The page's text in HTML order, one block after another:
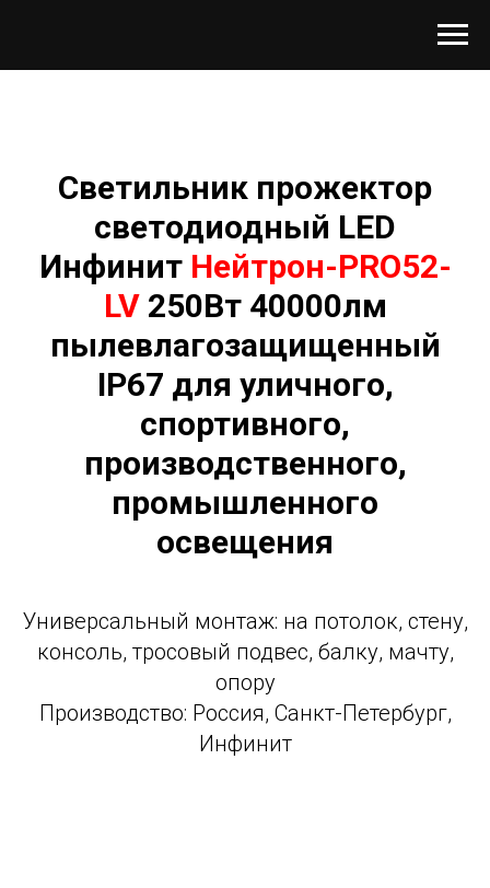
Светильник прожектор
светодиодный LED
Инфинит Нейтрон-PRO52-
LV250Вт 40000лм
пылевлагозащищенный
IP67 для уличного,
спортивного,
производственного,
промышленного
освещения
Универсальный монтаж: на потолок, стену,
консоль, тросовый подвес, балку, мачту,
опору
Производство: Россия, Санкт-Петербург,
Инфинит